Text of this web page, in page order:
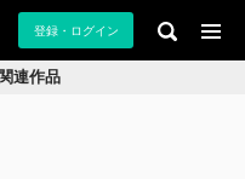
登録・ログイン
連作品